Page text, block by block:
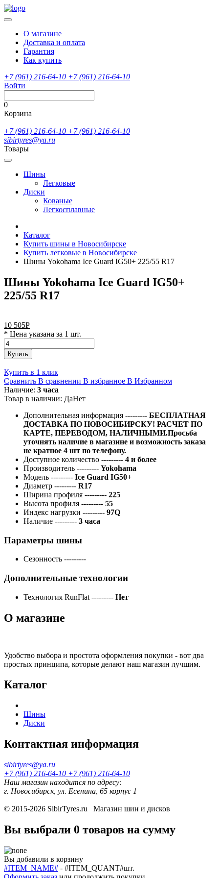
О магазине
Доставка и оплата
Гарантия
Как купить
+7 (961) 216-64-10 +7 (961) 216-64-10
Войти
0
Корзина
+7 (961) 216-64-10 +7 (961) 216-64-10
sibirtyres@ya.ru
Товары
Шины
Легковые
Диски
Кованые
Легкосплавные
Каталог
Купить шины в Новосибирске
Купить легковые в Новосибирске
Шины Yokohama Ice Guard IG50+ 225/55 R17
Шины Yokohama Ice Guard IG50+
225/55 R17
10 505Р
* Цена указана за 1 шт.
Купить
Купить в 1 клик
Сравнить В сравнении В избранное В Избранном
Наличие: 3 часа
Товар в наличии: ДаНет
Дополнительная информация --------- БЕСПЛАТНАЯ
ДОСТАВКА ПО НОВОСИБИРСКУ! РАСЧЕТ ПО
КАРТЕ, ПЕРЕВОДОМ, НАЛИЧНЫМИ.Просьба
уточнять наличие в магазине и возможность заказа
не кратное 4 шт по телефону.
Доступное количество --------- 4 и более
Производитель --------- Yokohama
Модель --------- Ice Guard IG50+
Диаметр --------- R17
Ширина профиля --------- 225
Высота профиля --------- 55
Индекс нагрузки --------- 97Q
Наличие --------- 3 часа
Параметры шины
Сезонность ---------
Дополнительные технологии
Технология RunFlat --------- Нет
О магазине
Удобство выбора и простота оформления покупки - вот два
простых принципа, которые делают наш магазин лучшим.
Каталог
Шины
Диски
Контактная информация
sibirtyres@ya.ru
+7 (961) 216-64-10 +7 (961) 216-64-10
Наш магазин находится по адресу:
г. Новосибирск, ул. Есенина, 65 корпус 1
© 2015-2026 SibirTyres.ru Магазин шин и дисков
Вы выбрали 0 товаров на сумму
Вы добавили в корзину
#ITEM_NAME# - #ITEM_QUANT#шт.